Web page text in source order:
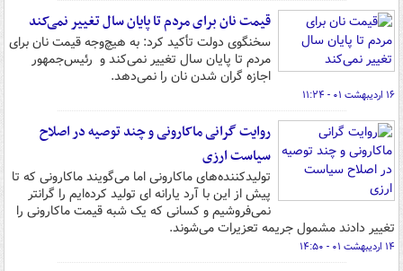
قیمت نان برای مردم تا پایان سال تغییر نمی‌کند
سخنگوی دولت تأکید کرد: به هیچ‌وجه قیمت نان برای
مردم تا پایان سال تغییر نمی‌کند و رئیس‌جمهور
اجازه گران شدن نان را نمی‌دهد.
۱۶ اردیبهشت ۰۱ - ۱۱:۲۴
روایت گرانی ماکارونی و چند توصیه در اصلاح
سیاست ارزی
تولیدکننده‌های ماکارونی اما می‌گویند ماکارونی که تا
پیش از این با آرد یارانه ای تولید کرده‌ایم را گرانتر
نمی‌فروشیم و کسانی که یک شبه قیمت ماکارونی را
تغییر دادند مشمول جریمه تعزیرات می‌شوند.
۱۴ اردیبهشت ۰۱ - ۱۴:۵۰